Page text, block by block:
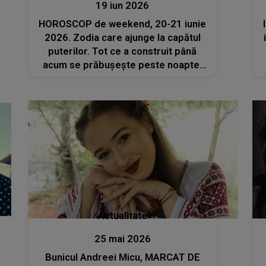
19 iun 2026
HOROSCOP de weekend, 20-21 iunie
2026. Zodia care ajunge la capătul
puterilor. Tot ce a construit până
acum se prăbușește peste noapte,
Actualitate
25 mai 2026
Bunicul Andreei Micu, MARCAT DE